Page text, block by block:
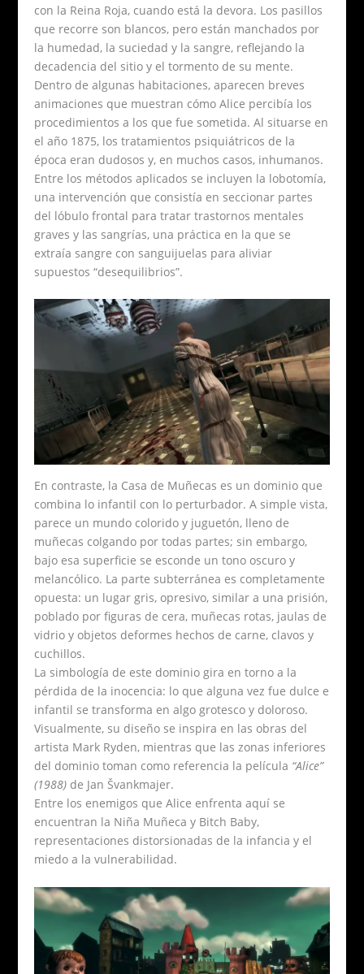
con la Reina Roja, cuando está la devora. Los pasillos
que recorre son blancos, pero están manchados por
la humedad, la suciedad y la sangre, reflejando la
decadencia del sitio y el tormento de su mente.
Dentro de algunas habitaciones, aparecen breves
animaciones que muestran cómo Alice percibía los
procedimientos a los que fue sometida. Al situarse en
el año 1875, los tratamientos psiquiátricos de la
época eran dudosos y, en muchos casos, inhumanos.
Entre los métodos aplicados se incluyen la lobotomía,
una intervención que consistía en seccionar partes
del lóbulo frontal para tratar trastornos mentales
graves y las sangrías, una práctica en la que se
extraía sangre con sanguijuelas para aliviar
supuestos “desequilibrios”.
En contraste, la Casa de Muñecas es un dominio que
combina lo infantil con lo perturbador. A simple vista,
parece un mundo colorido y juguetón, lleno de
muñecas colgando por todas partes; sin embargo,
bajo esa superficie se esconde un tono oscuro y
melancólico. La parte subterránea es completamente
opuesta: un lugar gris, opresivo, similar a una prisión,
poblado por figuras de cera, muñecas rotas, jaulas de
vidrio y objetos deformes hechos de carne, clavos y
cuchillos.
La simbología de este dominio gira en torno a la
pérdida de la inocencia: lo que alguna vez fue dulce e
infantil se transforma en algo grotesco y doloroso.
Visualmente, su diseño se inspira en las obras del
artista Mark Ryden, mientras que las zonas inferiores
del dominio toman como referencia la película “Alice”
(1988) de Jan Švankmajer.
Entre los enemigos que Alice enfrenta aquí se
encuentran la Niña Muñeca y Bitch Baby,
representaciones distorsionadas de la infancia y el
miedo a la vulnerabilidad.